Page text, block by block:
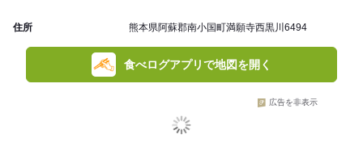
住所 熊本県阿蘇郡南小国町満願寺西黒川6494
食べログアプリで地図を開く
広告を非表示